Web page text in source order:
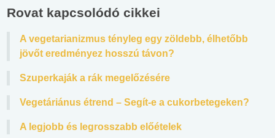
Rovat kapcsolódó cikkei
A vegetarianizmus tényleg egy zöldebb, élhetőbb
jövőt eredményez hosszú távon?
Szuperkaják a rák megelőzésére
Vegetáriánus étrend – Segít-e a cukorbetegeken?
A legjobb és legrosszabb előételek